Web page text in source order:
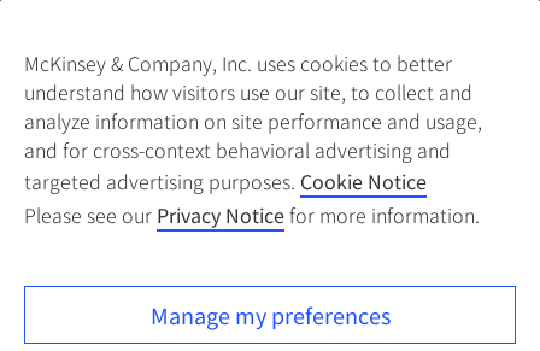
McKinsey & Company, Inc. uses cookies to better
understand how visitors use our site, to collect and
analyze information on site performance and usage,
and for cross-context behavioral advertising and
targeted advertising purposes. Cookie Notice
Please see our Privacy Noticefor more information.
Manage my preferences